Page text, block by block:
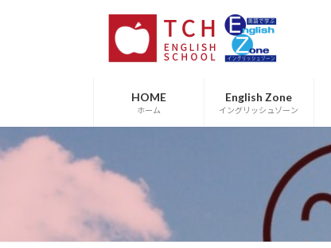
ス
キ
ッ
ン
に
移
HOME
ホーム
English Zone
イングリッシュゾーン